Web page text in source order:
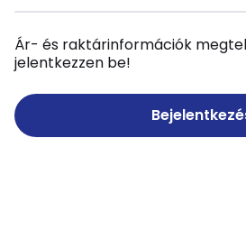
Ár- és raktárinformációk
jelentkezzen be!